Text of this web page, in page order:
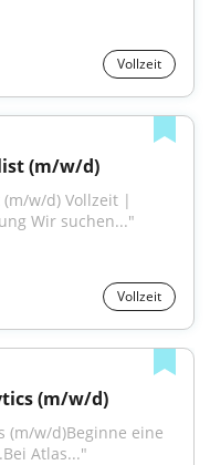
Vollzeit
(m/w/d)
(m/w/d) Vollzeit |
Wir suchen..."
Vollzeit
(m/w/d)
(m/w/d)Beginne eine
Atlas..."